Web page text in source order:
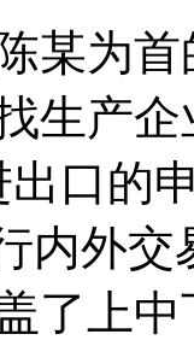
为首
生产
出口的
内外
了上中